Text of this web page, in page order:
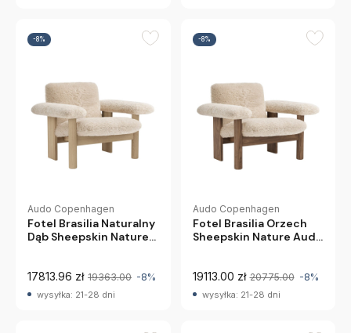
-8%
Audo Copenhagen
Fotel Brasilia Naturalny
Dąb Sheepskin Nature
17813.96 zł 19363.00 -8%
wysyłka: 21-28 dni
-8%
Audo Copenhagen
Fotel Brasilia Orzech
Sheepskin Nature Audo
19113.00 zł 20775.00 -8%
wysyłka: 21-28 dni